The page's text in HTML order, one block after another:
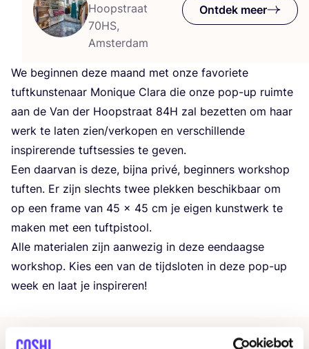
Hoopstraat
70HS,
Amsterdam
Ontdek meer
We begin­nen deze maand met onze favo­rie­te
tuft­kun­ste­naar Moni­que Cla­ra die onze pop-up ruim­te
aan de Van der Hoop­straat 84H zal bezet­ten om haar
werk te laten zien/​verkopen en ver­schil­len­de
inspi­re­ren­de tuft­ses­sies te geven.
Een daar­van is deze, bij­na pri­vé, begin­ners work­shop
tuf­ten. Er zijn slechts twee plek­ken beschik­baar om
op een fra­me van 45 x 45 cm je eigen kunst­werk te
maken met een tuftpistool.
Alle mate­ri­a­len zijn aan­we­zig in deze een­daag­se
work­shop. Kies een van de tijd­slo­ten in deze pop-up
week en laat je inspireren!